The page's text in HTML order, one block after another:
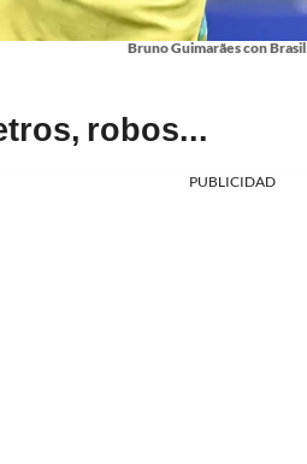
Bruno Guimarães con Brasil
robos...
PUBLICIDAD